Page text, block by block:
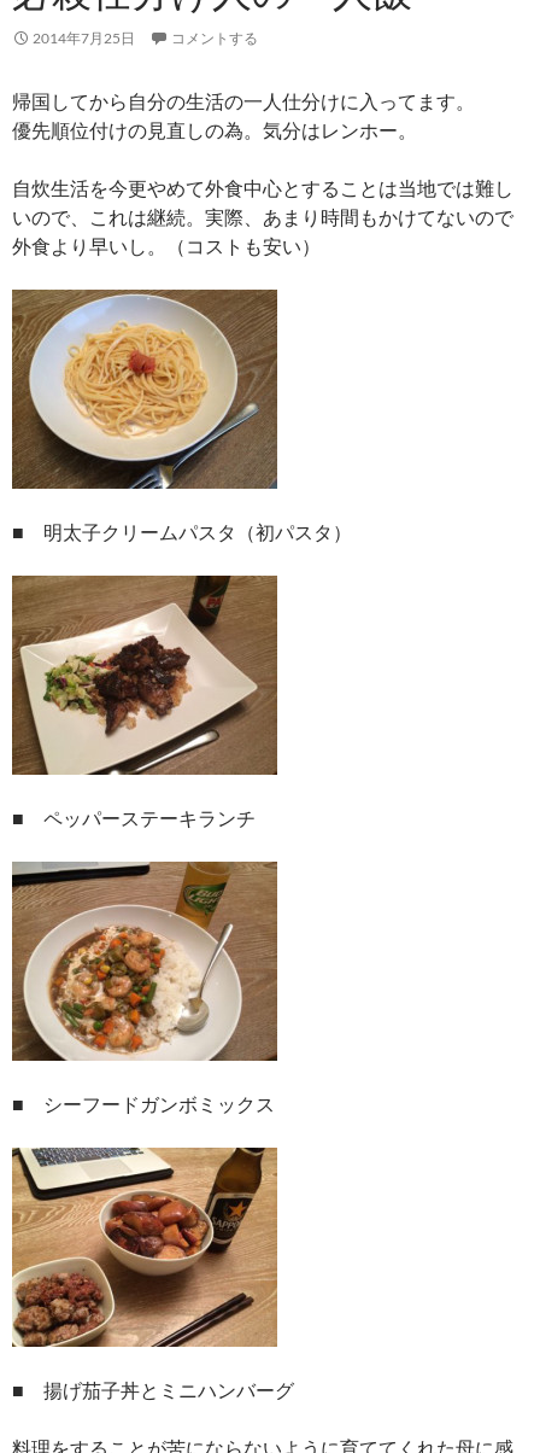
2014年7月25日 コメントする
帰国してから自分の生活の一人仕分けに入ってます。
優先順位付けの見直しの為。気分はレンホー。
自炊生活を今更やめて外食中心とすることは当地では難し
いので、これは継続。実際、あまり時間もかけてないので
外食より早いし。（コストも安い）
■ 明太子クリームパスタ（初パスタ）
■ ペッパーステーキランチ
■ シーフードガンボミックス
■ 揚げ茄子丼とミニハンバーグ
料理をすることが苦にならないように育ててくれた母に感